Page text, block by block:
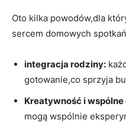
Oto kilka powodów,dla
sercem domowych
integracja rodziny:
gotowanie,co sprzyja
Kreatywność i
mogą wspólnie